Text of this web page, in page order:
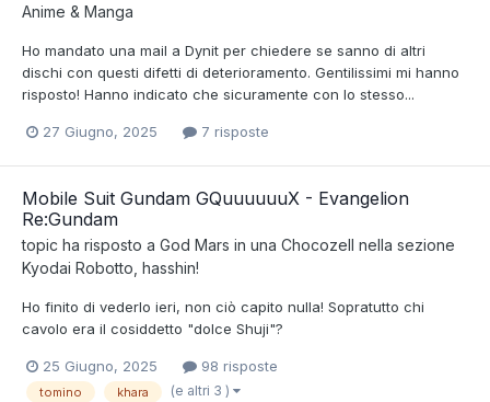
Anime & Manga
Ho mandato una mail a Dynit per chiedere se sanno di altri
dischi con questi difetti di deterioramento. Gentilissimi mi hanno
risposto! Hanno indicato che sicuramente con lo stesso...
27 Giugno, 2025 7 risposte
Mobile Suit Gundam GQuuuuuuX - Evangelion
Re:Gundam
topic ha risposto a God Mars in una Chocozell nella sezione
Kyodai Robotto, hasshin!
Ho finito di vederlo ieri, non ciò capito nulla! Sopratutto chi
cavolo era il cosiddetto "dolce Shuji"?
25 Giugno, 2025 98 risposte
tomino khara (e altri 3 )